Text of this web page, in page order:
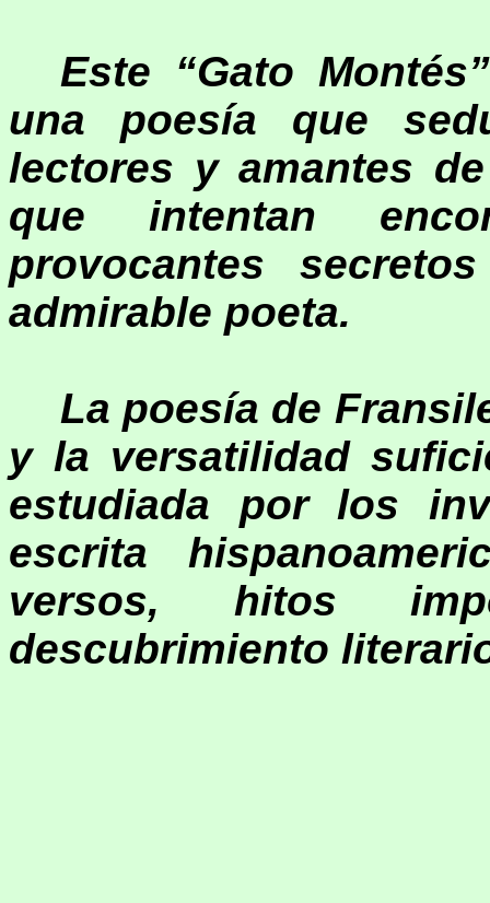
Este “Gato
una poesía que
lectores y amantes
que intentan
provocantes
admirable poeta.
La poesía de
y la versatilidad
estudiada por los
escrita
versos, hitos
descubrimiento